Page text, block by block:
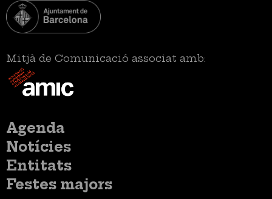
Mitjà de Comunicació associat amb:
Menú
principal
Agenda
Notícies
Entitats
Festes majors